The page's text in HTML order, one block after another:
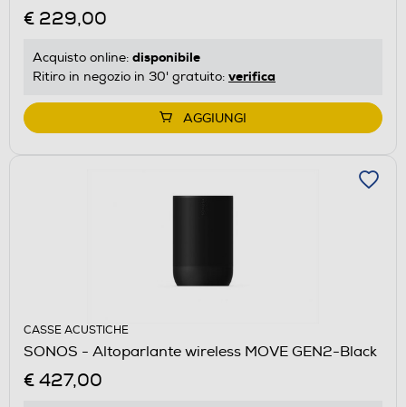
€ 229,00
Acquisto online: disponibile
Ritiro in negozio in 30' gratuito: verifica
AGGIUNGI
CASSE ACUSTICHE
SONOS - Altoparlante wireless MOVE GEN2-Black
€ 427,00